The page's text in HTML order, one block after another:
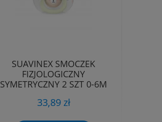
SUAVINEX SMOCZEK
FIZJOLOGICZNY
SYMETRYCZNY 2 SZT 0-6M
33,89 zł